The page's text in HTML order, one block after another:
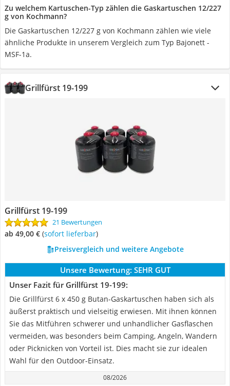
Zu welchem Kartuschen-Typ zählen die Gaskartuschen 12/227
g von Kochmann?
Die Gaskartuschen 12/227 g von Kochmann zählen wie viele
ähnliche Produkte in unserem Vergleich zum Typ Bajonett -
MSF-1a.
Grillfürst 19-199
Grillfürst 19-199
21 Bewertungen
ab 49,00 € ( Sofort lieferbar)
Preisvergleich und weitere Angebote
Unsere Bewertung: SEHR GUT
Unser Fazit für Grillfürst 19-199:
Die Grillfürst 6 x 450 g Butan-Gaskartuschen haben sich als
äußerst praktisch und vielseitig erwiesen. Mit ihnen können
Sie das Mitführen schwerer und unhandlicher Gasflaschen
vermeiden, was besonders beim Camping, Angeln, Wandern
oder Picknicken von Vorteil ist. Dies macht sie zur idealen
Wahl für den Outdoor-Einsatz.
08/2026